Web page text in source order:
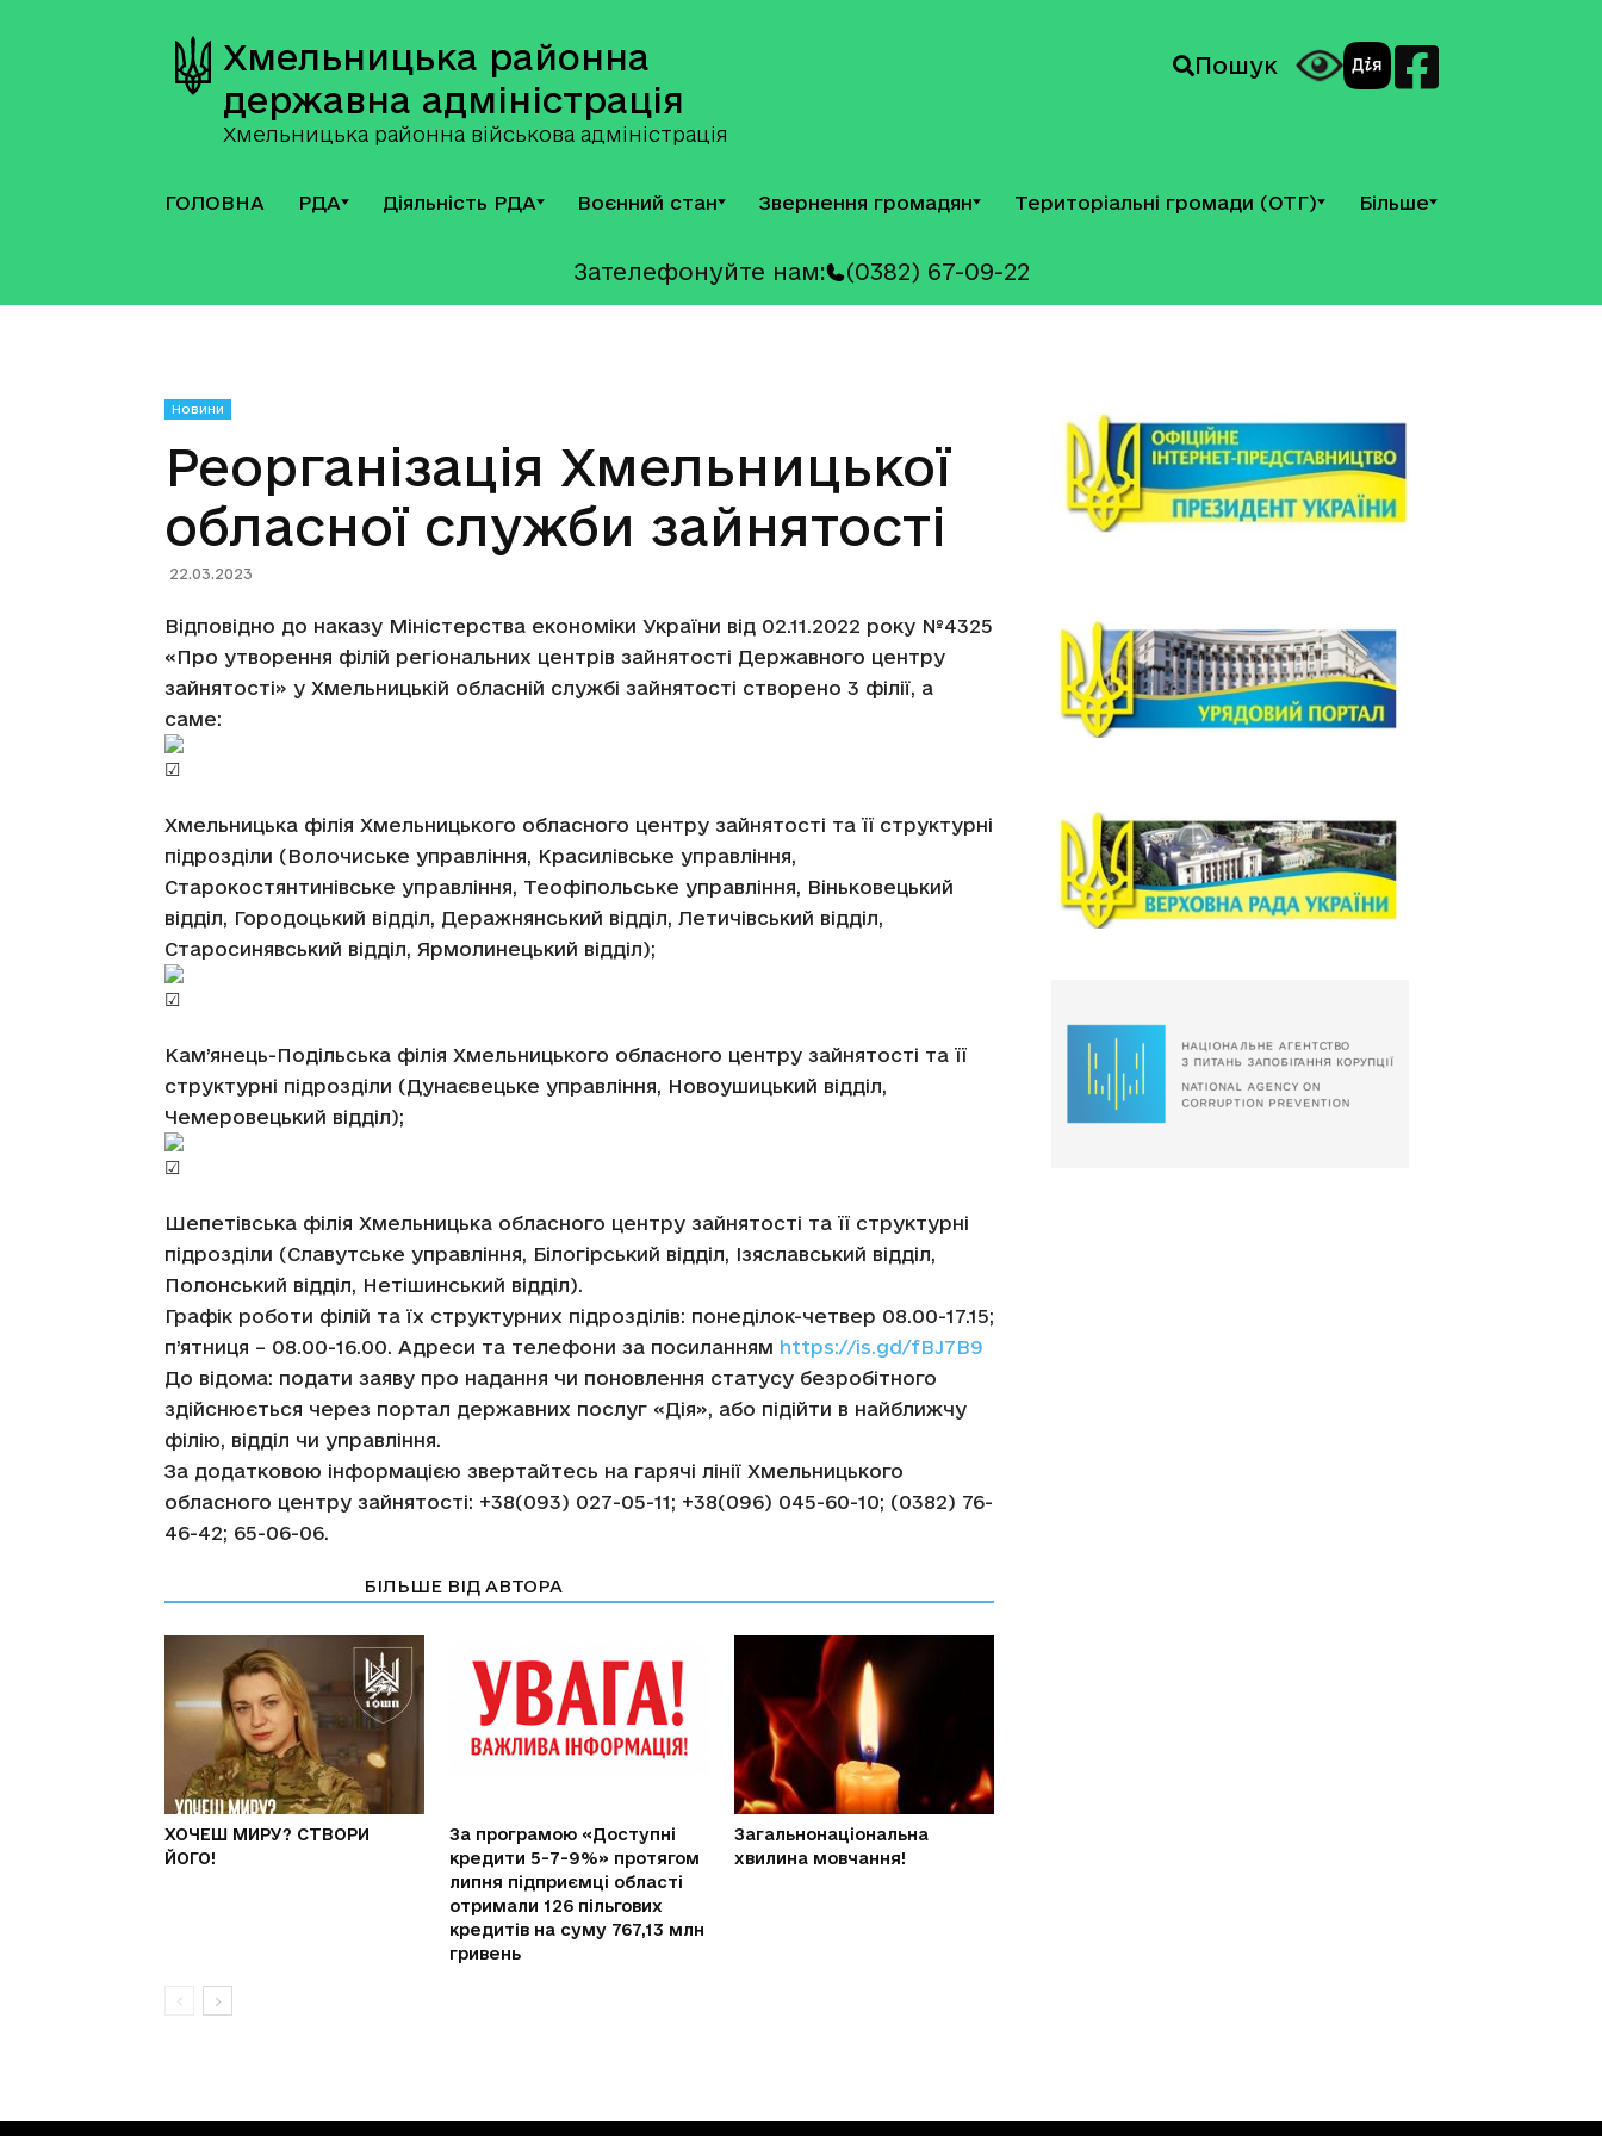
Хмельницька районна
державна адміністрація
Хмельницька районна військова адміністрація
Пошук
ГОЛОВНА РДА Діяльність РДА Воєнний стан Звернення громадян Територіальні громади (ОТГ) Більше
Зателефонуйте нам: (0382) 67-09-22
Новини
Реорганізація Хмельницької
обласної служби зайнятості
22.03.2023
Відповідно до наказу Міністерства економіки України від 02.11.2022 року №4325
«Про утворення філій регіональних центрів зайнятості Державного центру
зайнятості» у Хмельницькій обласній службі зайнятості створено 3 філії, а
саме:
Хмельницька філія Хмельницького обласного центру зайнятості та її структурні
підрозділи (Волочиське управління, Красилівське управління,
Старокостянтинівське управління, Теофіпольське управління, Віньковецький
відділ, Городоцький відділ, Деражнянський відділ, Летичівський відділ,
Старосинявський відділ, Ярмолинецький відділ);
Кам’янець-Подільська філія Хмельницького обласного центру зайнятості та її
структурні підрозділи (Дунаєвецьке управління, Новоушицький відділ,
Чемеровецький відділ);
Шепетівська філія Хмельницька обласного центру зайнятості та її структурні
підрозділи (Славутське управління, Білогірський відділ, Ізяславський відділ,
Полонський відділ, Нетішинський відділ).
Графік роботи філій та їх структурних підрозділів: понеділок-четвер 08.00-17.15;
п’ятниця – 08.00-16.00. Адреси та телефони за посиланням https://is.gd/fBJ7B9
До відома: подати заяву про надання чи поновлення статусу безробітного
здійснюється через портал державних послуг «Дія», або підійти в найближчу
філію, відділ чи управління.
За додатковою інформацією звертайтесь на гарячі лінії Хмельницького
обласного центру зайнятості: +38(093) 027-05-11; +38(096) 045-60-10; (0382) 76-
46-42; 65-06-06.
БІЛЬШЕ ВІД АВТОРА
ХОЧЕШ МИРУ? СТВОРИ
ЙОГО!
За програмою «Доступні
кредити 5-7-9%» протягом
липня підприємці області
отримали 126 пільгових
кредитів на суму 767,13 млн
гривень
Загальнонаціональна
хвилина мовчання!